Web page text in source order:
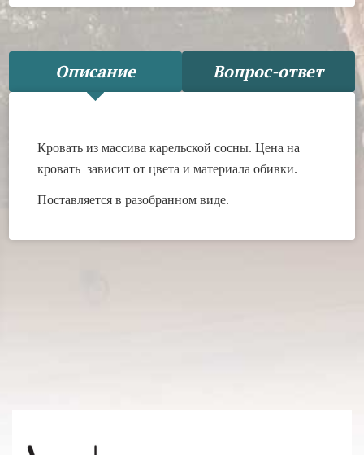
Описание Вопрос-ответ
Кровать из массива карельской сосны.Цена на
кровать зависит от цвета и материала обивки.
Поставляется в разобранном виде.